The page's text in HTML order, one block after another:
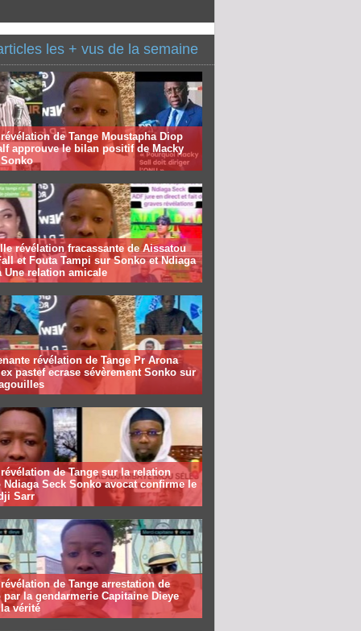
les + vus de la semaine
de Tange Moustapha Diop
approuve le bilan positif de Macky
révélation fracassante de Aissatou
et Fouta Tampi sur Sonko et Ndiaga
Une relation amicale
révélation de Tange Pr Arona
pastef ecrase sévèrement Sonko sur
de Tange sur la relation
Ndiaga Seck Sonko avocat confirme le
Sarr
de Tange arrestation de
par la gendarmerie Capitaine Dieye
vérité